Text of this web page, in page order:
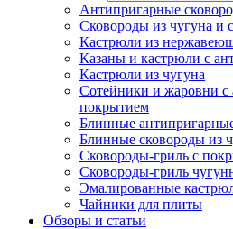
Антипригарные
Сковороды из чугуна и
Кастрюли из
Казаны и кастрюли с
Кастрюли из чугуна
Сотейники и жаровни
покрытием
Блинные
Блинные сковороды из
Сковороды-гриль с
Сковороды-гриль
Эмалированные
Чайники для плиты
Обзоры и статьи